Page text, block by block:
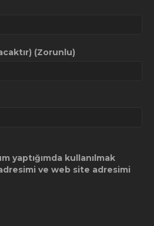
(Zorunlu)
yaptığımda kullanılmak
ve web site adresimi